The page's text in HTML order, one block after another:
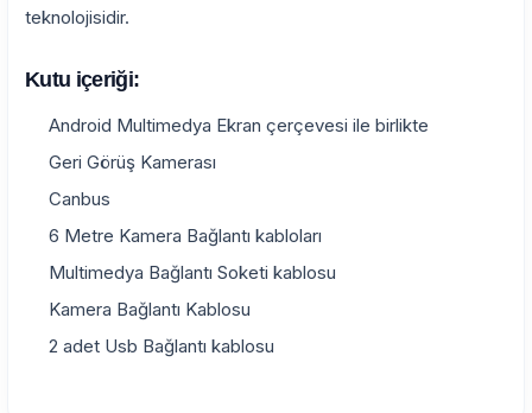
teknolojisidir.
Kutu içeriği:
Android Multimedya Ekran çerçevesi ile birlikte
Geri Görüş Kamerası
Canbus
6 Metre Kamera Bağlantı kabloları
Multimedya Bağlantı Soketi kablosu
Kamera Bağlantı Kablosu
2 adet Usb Bağlantı kablosu